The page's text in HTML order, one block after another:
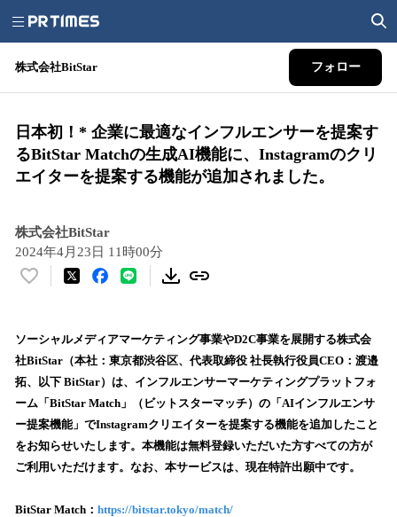
株式会社BitStar フォロー
日本初！* 企業に最適なインフルエンサーを提案す
るBitStar Matchの生成AI機能に、Instagramのクリ
エイターを提案する機能が追加されました。
株式会社BitStar
2024年4月23日 11時00分
い
！
数
を
読
み
込
み
中
す
ソーシャルメディアマーケティング事業やD2C事業を展開する株式会
社BitStar（本社：東京都渋谷区、代表取締役 社長執行役員CEO：渡邉
拓、以下 BitStar）は、インフルエンサーマーケティングプラットフォ
ーム「BitStar Match」（ビットスターマッチ）の「AIインフルエンサ
ー提案機能」でInstagramクリエイターを提案する機能を追加したこと
をお知らせいたします。本機能は無料登録いただいた方すべての方が
ご利用いただけます。なお、本サービスは、現在特許出願中です。
BitStar Match： https://bitstar.tokyo/match/